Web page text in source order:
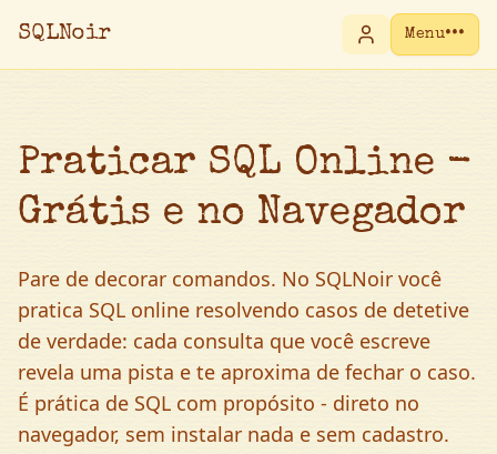
SQLNoir Menu•••
Praticar SQL Online -
Grátis e no Navegador
Pare de decorar comandos. No SQLNoir você
pratica SQL online resolvendo casos de detetive
de verdade: cada consulta que você escreve
revela uma pista e te aproxima de fechar o caso.
É prática de SQL com propósito - direto no
navegador, sem instalar nada e sem cadastro.